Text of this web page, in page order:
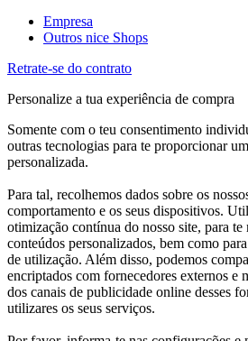
Empresa
Outros nice Shops
Retrate-se do contrato
Personalize a tua experiência de compra
Somente com o teu consentimento
outras tecnologias para te proporcionar
personalizada.
Para tal, recolhemos dados sobre os
comportamento e os seus dispositivos.
otimização contínua do nosso site, para
conteúdos personalizados, bem como
de utilização. Além disso, podemos
encriptados com fornecedores externos e
dos canais de publicidade online desses
utilizares os seus serviços.